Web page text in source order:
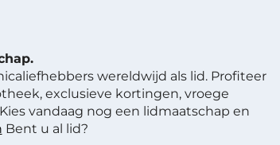
wereldwijd als lid. Profiteer
exclusieve kortingen, vroege
vandaag nog een lidmaatschap en
Bent u al lid?